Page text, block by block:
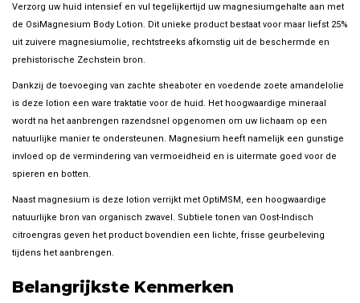
Verzorg uw huid intensief en vul tegelijkertijd uw magnesiumgehalte aan met
de OsiMagnesium Body Lotion. Dit unieke product bestaat voor maar liefst 25%
uit zuivere magnesiumolie, rechtstreeks afkomstig uit de beschermde en
prehistorische Zechstein bron.
Dankzij de toevoeging van zachte sheaboter en voedende zoete amandelolie
is deze lotion een ware traktatie voor de huid. Het hoogwaardige mineraal
wordt na het aanbrengen razendsnel opgenomen om uw lichaam op een
natuurlijke manier te ondersteunen. Magnesium heeft namelijk een gunstige
invloed op de vermindering van vermoeidheid en is uitermate goed voor de
spieren en botten.
Naast magnesium is deze lotion verrijkt met OptiMSM, een hoogwaardige
natuurlijke bron van organisch zwavel. Subtiele tonen van Oost-Indisch
citroengras geven het product bovendien een lichte, frisse geurbeleving
tijdens het aanbrengen.
Belangrijkste Kenmerken